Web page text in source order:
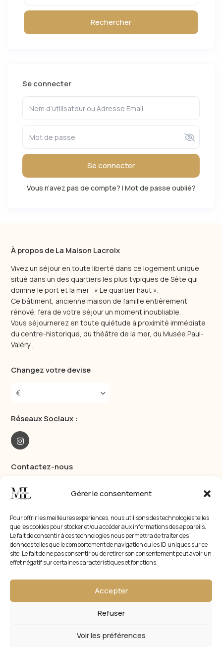
Gérer le consentement
Pour offrir les meilleures expériences, nous utilisons des technologies telles
que les cookies pour stocker et/ou accéder aux informations des appareils.
Le fait de consentir à ces technologies nous permettra de traiter des
données telles que le comportement de navigation ou les ID uniques sur ce
site. Le fait de ne pas consentir ou de retirer son consentement peut avoir un
effet négatif sur certaines caractéristiques et fonctions.
Accepter
Refuser
Voir les préférences
Se connecter
Se connecter
Vous n’avez pas de compte? | Mot de passe oublié?
À propos de La Maison Lacroix
Vivez un séjour en toute liberté dans ce logement unique
situé dans un des quartiers les plus typiques de Sète qui
domine le port et la mer : « Le quartier haut ».
Ce bâtiment, ancienne maison de famille entièrement
rénové, fera de votre séjour un moment inoubliable.
Vous séjournerez en toute quiétude à proximité immédiate
du centre-historique, du théâtre de la mer, du Musée Paul-
Valéry…
Changez votre devise
€
Réseaux Sociaux :
Contactez-nous
+33 6 20 96 46 77
Les Locations
Le Duplex
Quartier haut,Sète
À partir de 115 €/nuit
Le Studio
Quartier haut
À partir de 55 €/nuit
© 2026 La Maison Lacroix • Tous droits réservés •
Conception et Hébergement Epok